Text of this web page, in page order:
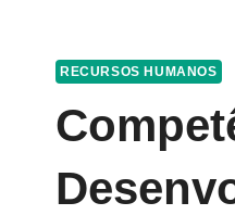
RECURSOS HUMANOS